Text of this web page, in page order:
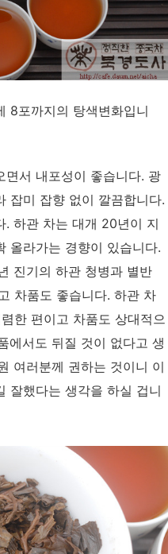
8포까지의 탕색변화입니
서 내포성이 좋습니다. 광
잡미 잡향 없이 깔끔합니다.
. 하관 차는 대개 20년이 지
올라가는 경향이 있습니다.
진기의 하관 청병과 별반
차품도 좋습니다. 하관 차
한 편이고 차품도 상대적으
에서도 뒤질 것이 없다고 생
여러분께 권하는 것이니 이
잘했다는 생각을 하실 겁니